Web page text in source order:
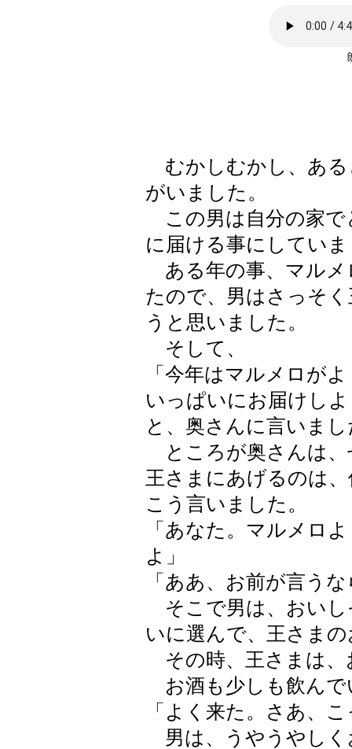
むかしむかし、ある
がいました。
この男は自分の家で
に届ける事にしてい
ある年の事、マルメ
たので、男はさっそ
うと思いました。
そして、
「今年はマルメロが
いっぱいにお届けし
と、奥さんに言いまし
ところが奥さんは、
王さまにあげるのは
こう言いました。
「あなた。マルメロ
よ」
「ああ、お前が言う
そこで男は、おいし
いに選んで、王さま
その時、王さまは、
お酒も少しも飲んで
「よく来た。さあ、
男は、うやうやしく